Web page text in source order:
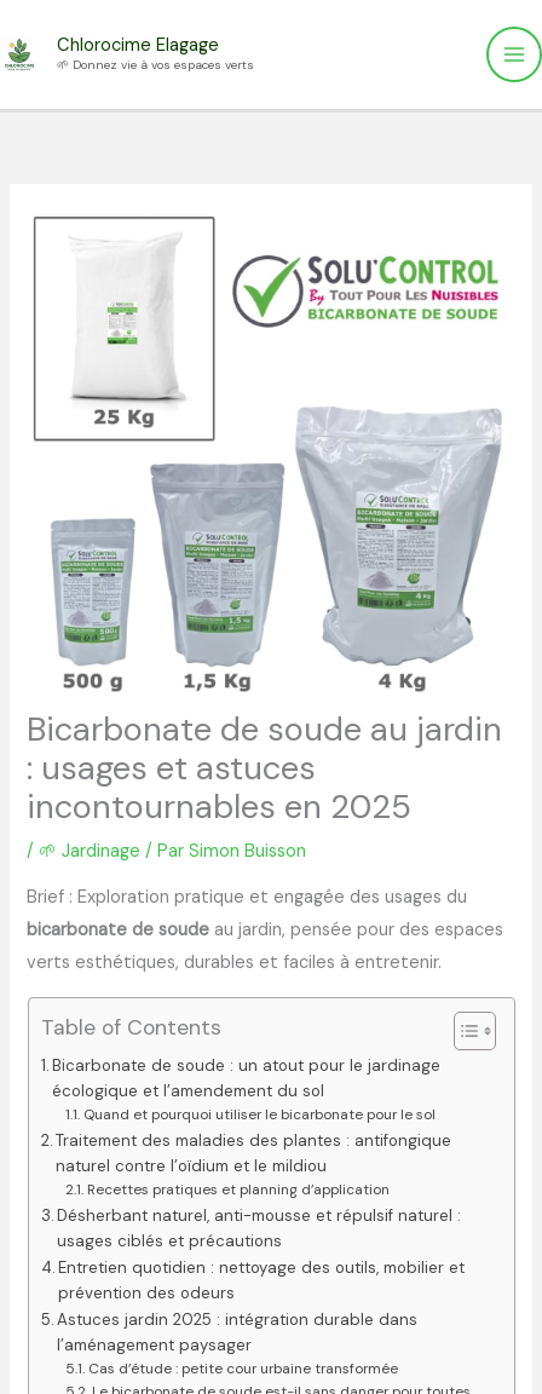
au
Chlorocime Elagage
🌱 Donnez vie à vos espaces verts
Bicarbonate de soude au jardin
: usages et astuces
incontournables en 2025
/ 🌱 Jardinage / ParSimon Buisson
Brief : Exploration pratique et engagée des usages du
bicarbonate de soude au jardin, pensée pour des espaces
verts esthétiques, durables et faciles à entretenir.
Table of Contents
Bicarbonate de soude : un atout pour le jardinage
écologique et l’amendement du sol
Quand et pourquoi utiliser le bicarbonate pour le sol
Traitement des maladies des plantes : antifongique
naturel contre l’oïdium et le mildiou
Recettes pratiques et planning d’application
Désherbant naturel, anti-mousse et répulsif naturel :
usages ciblés et précautions
Entretien quotidien : nettoyage des outils, mobilier et
prévention des odeurs
Astuces jardin 2025 : intégration durable dans
l’aménagement paysager
Cas d’étude : petite cour urbaine transformée